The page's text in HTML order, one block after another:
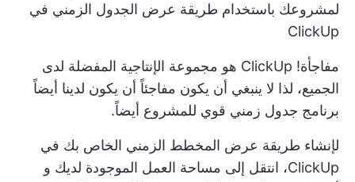
لمشروعك باستخدام طريقة عرض الجدول الزمني في
ClickUp
مفاجأة! ClickUp هو مجموعة الإنتاجية المفضلة لدى
الجميع، لذا لا ينبغي أن يكون مفاجئاً أن يكون لدينا أيضاً
برنامج جدول زمني قوي للمشروع أيضاً.
لإنشاء طريقة عرض المخطط الزمني الخاص بك في
ClickUp، انتقل إلى مساحة العمل الموجودة لديك و